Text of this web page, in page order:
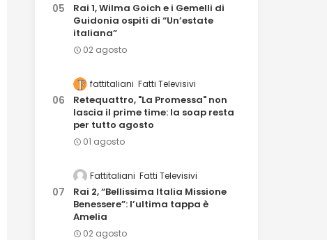
Rai 1, Wilma Goich e i Gemelli di
Guidonia ospiti di “Un’estate
italiana”
02 agosto
fattitaliani Fatti Televisivi
Retequattro, "La Promessa" non
lascia il prime time: la soap resta
per tutto agosto
01 agosto
Fattitaliani Fatti Televisivi
Rai 2, “Bellissima Italia Missione
Benessere”: l’ultima tappa è
Amelia
02 agosto